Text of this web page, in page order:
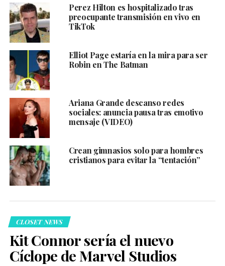
Perez Hilton es hospitalizado tras
preocupante transmisión en vivo en
TikTok
Elliot Page estaría en la mira para ser
Robin en The Batman
Ariana Grande descanso redes
sociales: anuncia pausa tras emotivo
mensaje (VIDEO)
Crean gimnasios solo para hombres
cristianos para evitar la “tentación”
CLOSET NEWS
Kit Connor sería el nuevo
Cíclope de Marvel Studios